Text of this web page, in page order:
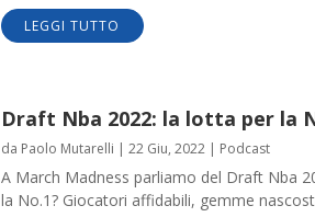
LEGGI TUTTO
Draft Nba 2022: la lotta per la
da Paolo Mutarelli | 22 Giu, 2022| Podcast
A March Madness parliamo del Draft Nba
la No.1? Giocatori affidabili, gemme